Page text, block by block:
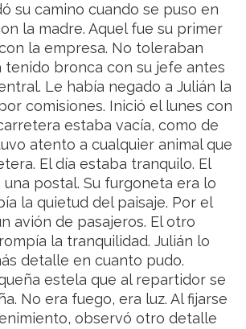
su camino cuando se puso en
la madre. Aquel fue su primer
la empresa. No toleraban
tenido bronca con su jefe antes
Le había negado a Julián la
comisiones. Inició el lunes con
estaba vacía, como de
atento a cualquier animal que
El día estaba tranquilo. El
postal. Su furgoneta era lo
la quietud del paisaje. Por el
avión de pasajeros. El otro
la tranquilidad. Julián lo
detalle en cuanto pudo.
estela que al repartidor se
No era fuego, era luz. Al fijarse
observó otro detalle